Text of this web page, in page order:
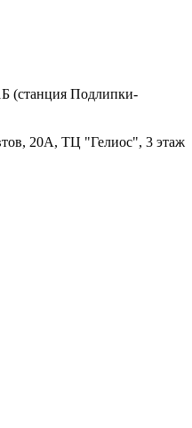
(станция Подлипки-
20А, ТЦ "Гелиос", 3 этаж